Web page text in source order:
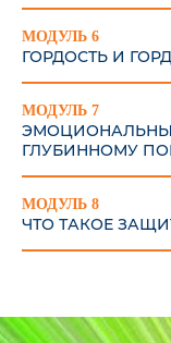
МОДУЛЬ 6
ГОРДОСТЬ И
МОДУЛЬ 7
ГЛУБИННОМУ
МОДУЛЬ 8
ЧТО ТАКОЕ